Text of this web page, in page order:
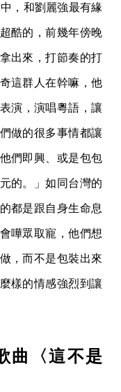
，和劉麗強最有緣
酷的，前幾年傍晚
出來，打節奏的打
這群人在幹嘛，他
演，演唱粵語，讓
做的很多事情都讓
們即興、或是包包
的。」如同台灣的
都是跟自身生命息
嘩眾取寵，他們想
，而不是包裝出來
樣的情感強烈到讓
曲〈這不是